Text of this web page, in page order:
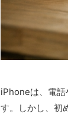
iPhoneは、電話
す。しかし、初